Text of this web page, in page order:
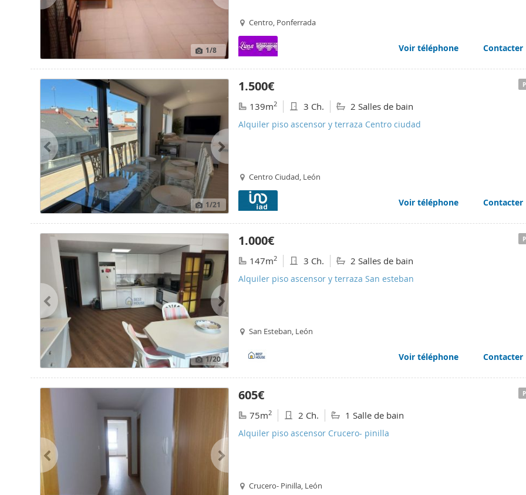
1/8
Centro, Ponferrada
Voir téléphone Contacter
1/21
1.500€
139m2 3 Ch. 2 Salles de bain
Alquiler piso ascensor y terraza Centro ciudad
Centro Ciudad, León
Voir téléphone Contacter
1/20
1.000€
147m2 3 Ch. 2 Salles de bain
Alquiler piso ascensor y terraza San esteban
San Esteban, León
Voir téléphone Contacter
605€
75m2 2 Ch. 1 Salle de bain
Alquiler piso ascensor Crucero- pinilla
Crucero- Pinilla, León